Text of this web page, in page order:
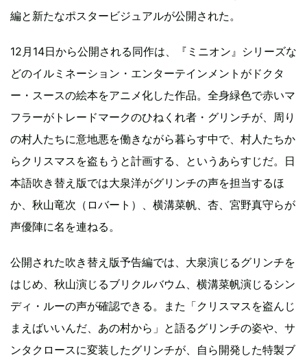
編と新たなポスタービジュアルが公開された。
12月14日から公開される同作は、『ミニオン』シリーズな
どのイルミネーション・エンターテインメントがドクタ
ー・スースの絵本をアニメ化した作品。全身緑色で赤いマ
フラーがトレードマークのひねくれ者・グリンチが、周り
の村人たちに意地悪を働きながら暮らす中で、村人たちか
らクリスマスを盗もうと計画する、というあらすじだ。日
本語吹き替え版では大泉洋がグリンチの声を担当するほ
か、秋山竜次（ロバート）、横溝菜帆、杏、宮野真守らが
声優陣に名を連ねる。
公開された吹き替え版予告編では、大泉演じるグリンチを
はじめ、秋山演じるブリクルバウム、横溝菜帆演じるシン
ディ・ルーの声が確認できる。また「クリスマスを盗んじ
まえばいいんだ、あの村から」と語るグリンチの姿や、サ
ンタクロースに変装したグリンチが、自ら開発した特製ブ